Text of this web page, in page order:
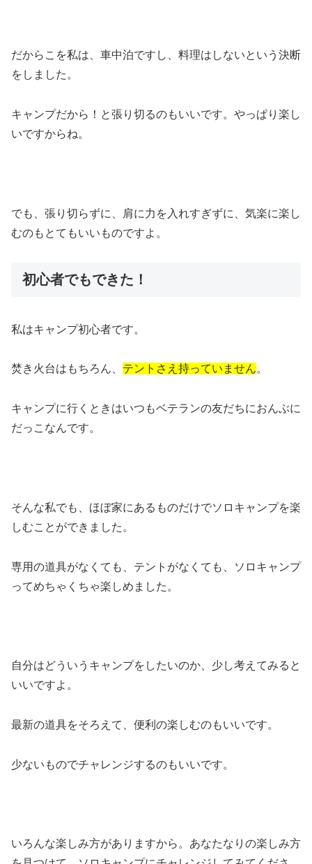
だからこを私は、車中泊ですし、料理はしないという決断
をしました。
キャンプだから！と張り切るのもいいです。やっぱり楽し
いですからね。
でも、張り切らずに、肩に力を入れすぎずに、気楽に楽し
むのもとてもいいものですよ。
初心者でもできた！
私はキャンプ初心者です。
焚き火台はもちろん、 テントさえ持っていません。
キャンプに行くときはいつもベテランの友だちにおんぶに
だっこなんです。
そんな私でも、ほぼ家にあるものだけでソロキャンプを楽
しむことができました。
専用の道具がなくても、テントがなくても、ソロキャンプ
ってめちゃくちゃ楽しめました。
自分はどういうキャンプをしたいのか、少し考えてみると
いいですよ。
最新の道具をそろえて、便利の楽しむのもいいです。
少ないものでチャレンジするのもいいです。
いろんな楽しみ方がありますから。あなたなりの楽しみ方